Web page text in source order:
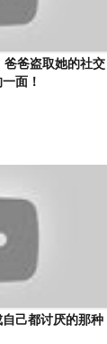
爸爸盗取她的社交
面！
自己都讨厌的那种